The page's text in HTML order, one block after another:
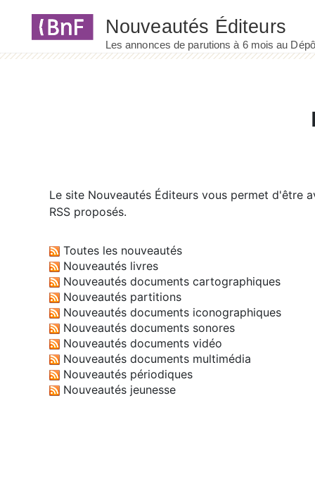
Le site Nouveautés Éditeurs vous permet d'être
RSS proposés.
Toutes les nouveautés
Nouveautés livres
Nouveautés documents cartographiques
Nouveautés partitions
Nouveautés documents iconographiques
Nouveautés documents sonores
Nouveautés documents vidéo
Nouveautés documents multimédia
Nouveautés périodiques
Nouveautés jeunesse